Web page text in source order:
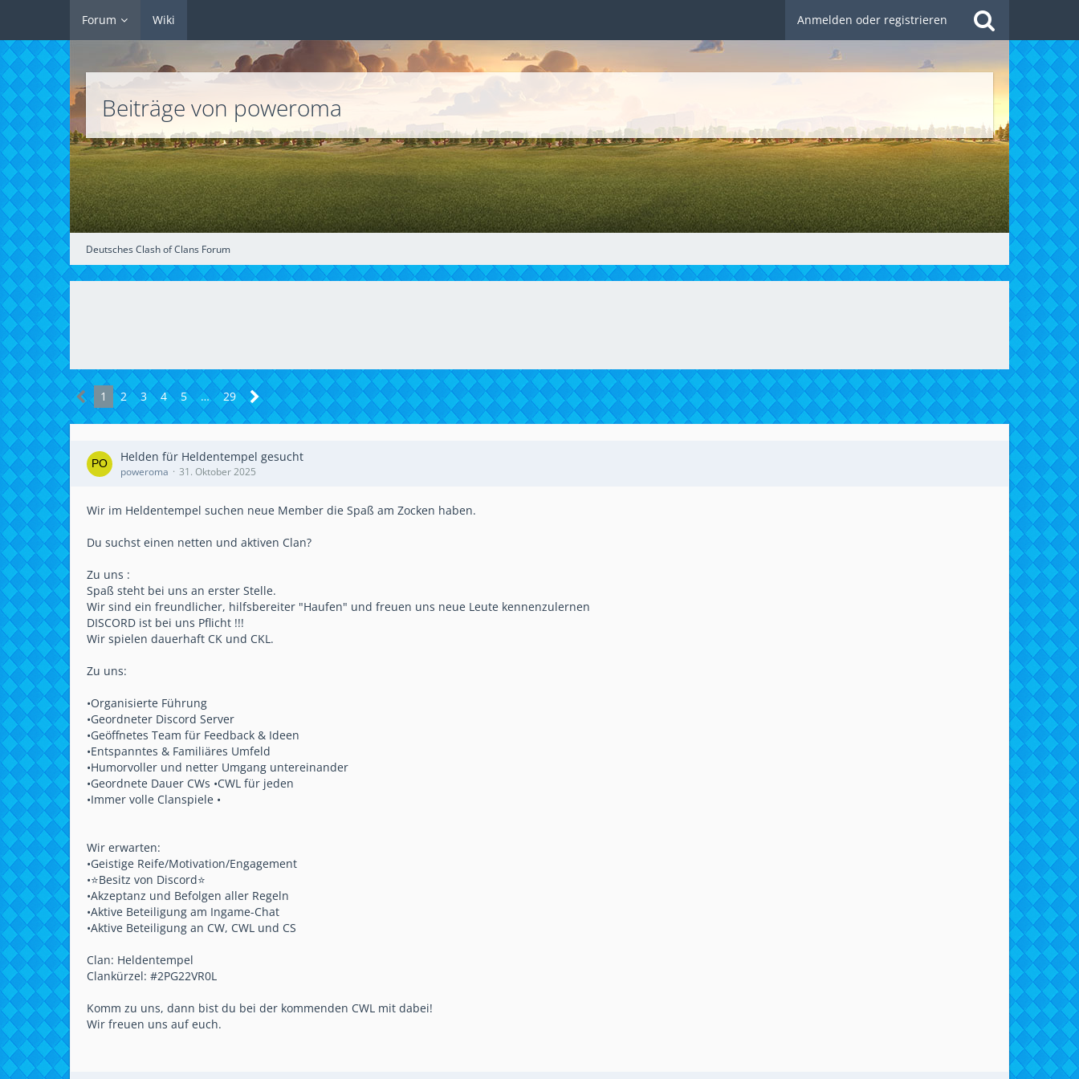
Forum Wiki Anmelden oder registrieren
Deutsches Clash of Clans Forum
Beiträge von poweroma
1 2 3 4 5 … 29
Helden für Heldentempel gesucht
poweroma 31. Oktober 2025
Wir im Heldentempel suchen neue Member die Spaß am Zocken haben.
Du suchst einen netten und aktiven Clan?
Zu uns :
Spaß steht bei uns an erster Stelle.
Wir sind ein freundlicher, hilfsbereiter "Haufen" und freuen uns neue Leute kennenzulernen
DISCORD ist bei uns Pflicht !!!
Wir spielen dauerhaft CK und CKL.
Zu uns:
•Organisierte Führung
•Geordneter Discord Server
•Geöffnetes Team für Feedback & Ideen
•Entspanntes & Familiäres Umfeld
•Humorvoller und netter Umgang untereinander
•Geordnete Dauer CWs •CWL für jeden
•Immer volle Clanspiele •
Wir erwarten:
•Geistige Reife/Motivation/Engagement
•⭐️Besitz von Discord⭐️
•Akzeptanz und Befolgen aller Regeln
•Aktive Beteiligung am Ingame-Chat
•Aktive Beteiligung an CW, CWL und CS
Clan: Heldentempel
Clankürzel: #2PG22VR0L
Komm zu uns, dann bist du bei der kommenden CWL mit dabei!
Wir freuen uns auf euch.